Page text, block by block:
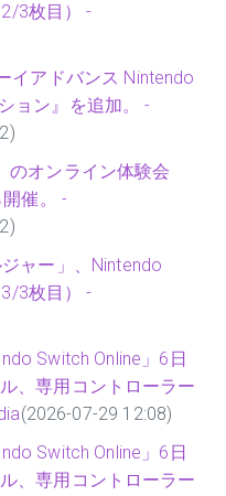
3枚目） -
イアドバンス Nintendo
ョン』を追加。 -
のオンライン体験会
催。 -
ャー」、Nintendo
3枚目） -
Switch Online」6日
、専用コントローラー
(2026-07-29 12:08)
Switch Online」6日
、専用コントローラー